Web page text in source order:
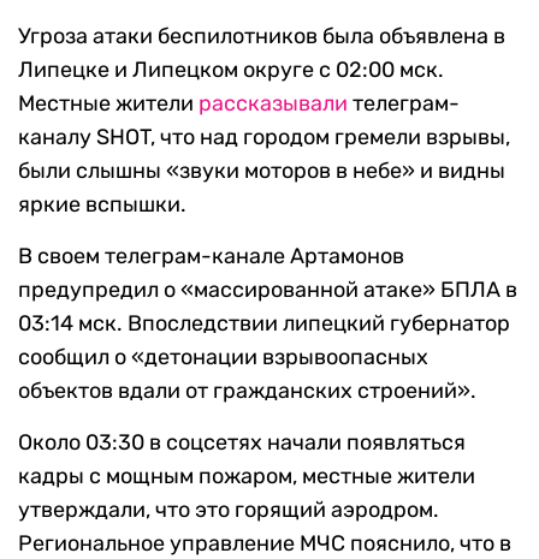
Угроза атаки беспилотников была объявлена в
Липецке и Липецком округе с 02:00 мск.
Местные жители рассказывали телеграм-
каналу SHOT, что над городом гремели взрывы,
были слышны «звуки моторов в небе» и видны
яркие вспышки.
В своем телеграм-канале Артамонов
предупредил о «массированной атаке» БПЛА в
03:14 мск. Впоследствии липецкий губернатор
сообщил о «детонации взрывоопасных
объектов вдали от гражданских строений».
Около 03:30 в соцсетях начали появляться
кадры с мощным пожаром, местные жители
утверждали, что это горящий аэродром.
Региональное управление МЧС пояснило, что в